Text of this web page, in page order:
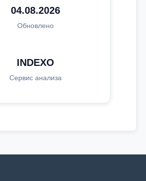
04.08.2026
Обновлено
INDEXO
Сервис анализа